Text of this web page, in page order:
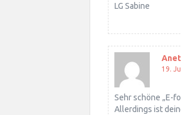
LG Sabine
19.
Sehr schöne „E-
Allerdings ist